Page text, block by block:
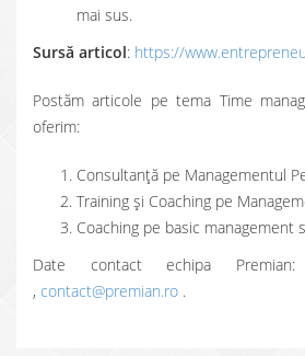
mai sus.
Sursă articol: https://
Postăm articole pe tema Time
oferim:
Consultanţă pe Managementul
Training și Coaching pe
Coaching pe basic management
Date contact echipa
, contact@premian.ro .